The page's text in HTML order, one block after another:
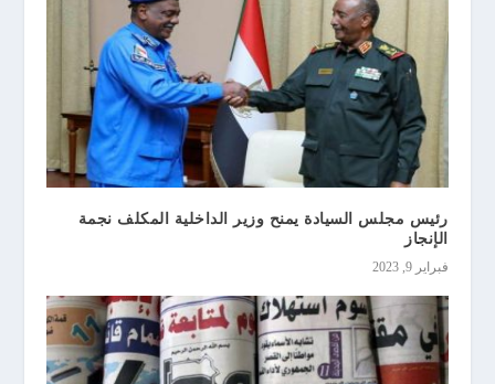
رئيس مجلس السيادة يمنح وزير الداخلية المكلف نجمة
الإنجاز
فبراير 9, 2023